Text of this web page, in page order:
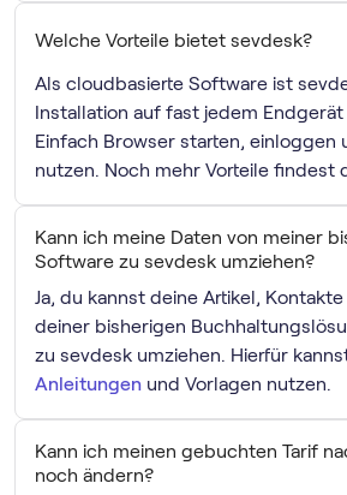
Welche Vorteile bietet sevdesk?
Als cloudbasierte Software ist
Installation auf fast jedem
Einfach Browser starten, einloggen
nutzen. Noch mehr Vorteile findest
Kann ich meine Daten von meiner
Software zu sevdesk umziehen?
Ja, du kannst deine Artikel,
deiner bisherigen
zu sevdesk umziehen. Hierfür
Anleitungen und Vorlagen nutzen.
Kann ich meinen gebuchten Tarif
noch ändern?